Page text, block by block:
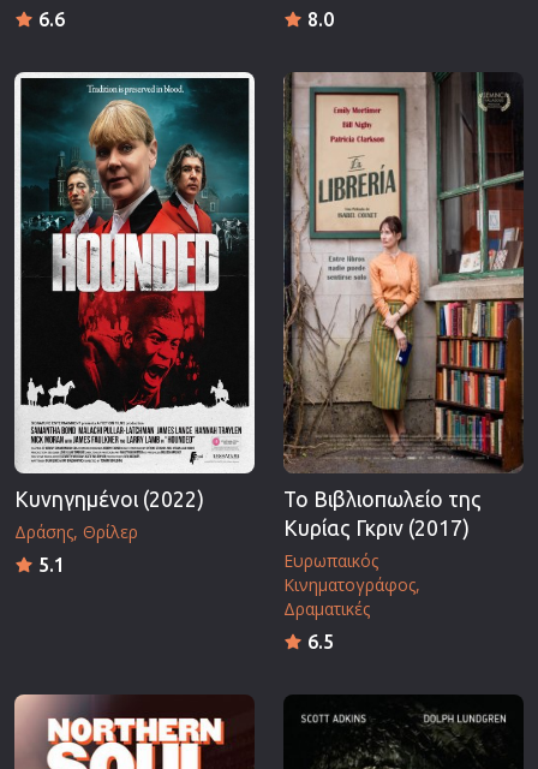
6.6 8.0
Κυνηγημένοι (2022)
Δράσης Θρίλερ
5.1
Το Βιβλιοπωλείο της
Κυρίας Γκριν (2017)
Ευρωπαικός
Κινηματογράφος
Δραματικές
6.5